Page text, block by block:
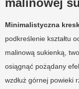
Minimalistyczna
podkreślenie kształtu
malinową sukienką,
osiągnąć pożądany
wzdłuż górnej powieki